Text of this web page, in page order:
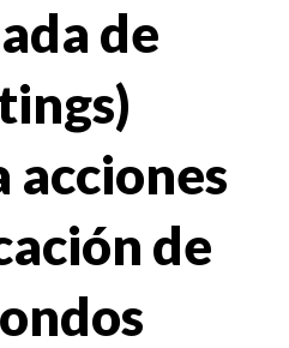
de
acciones
de